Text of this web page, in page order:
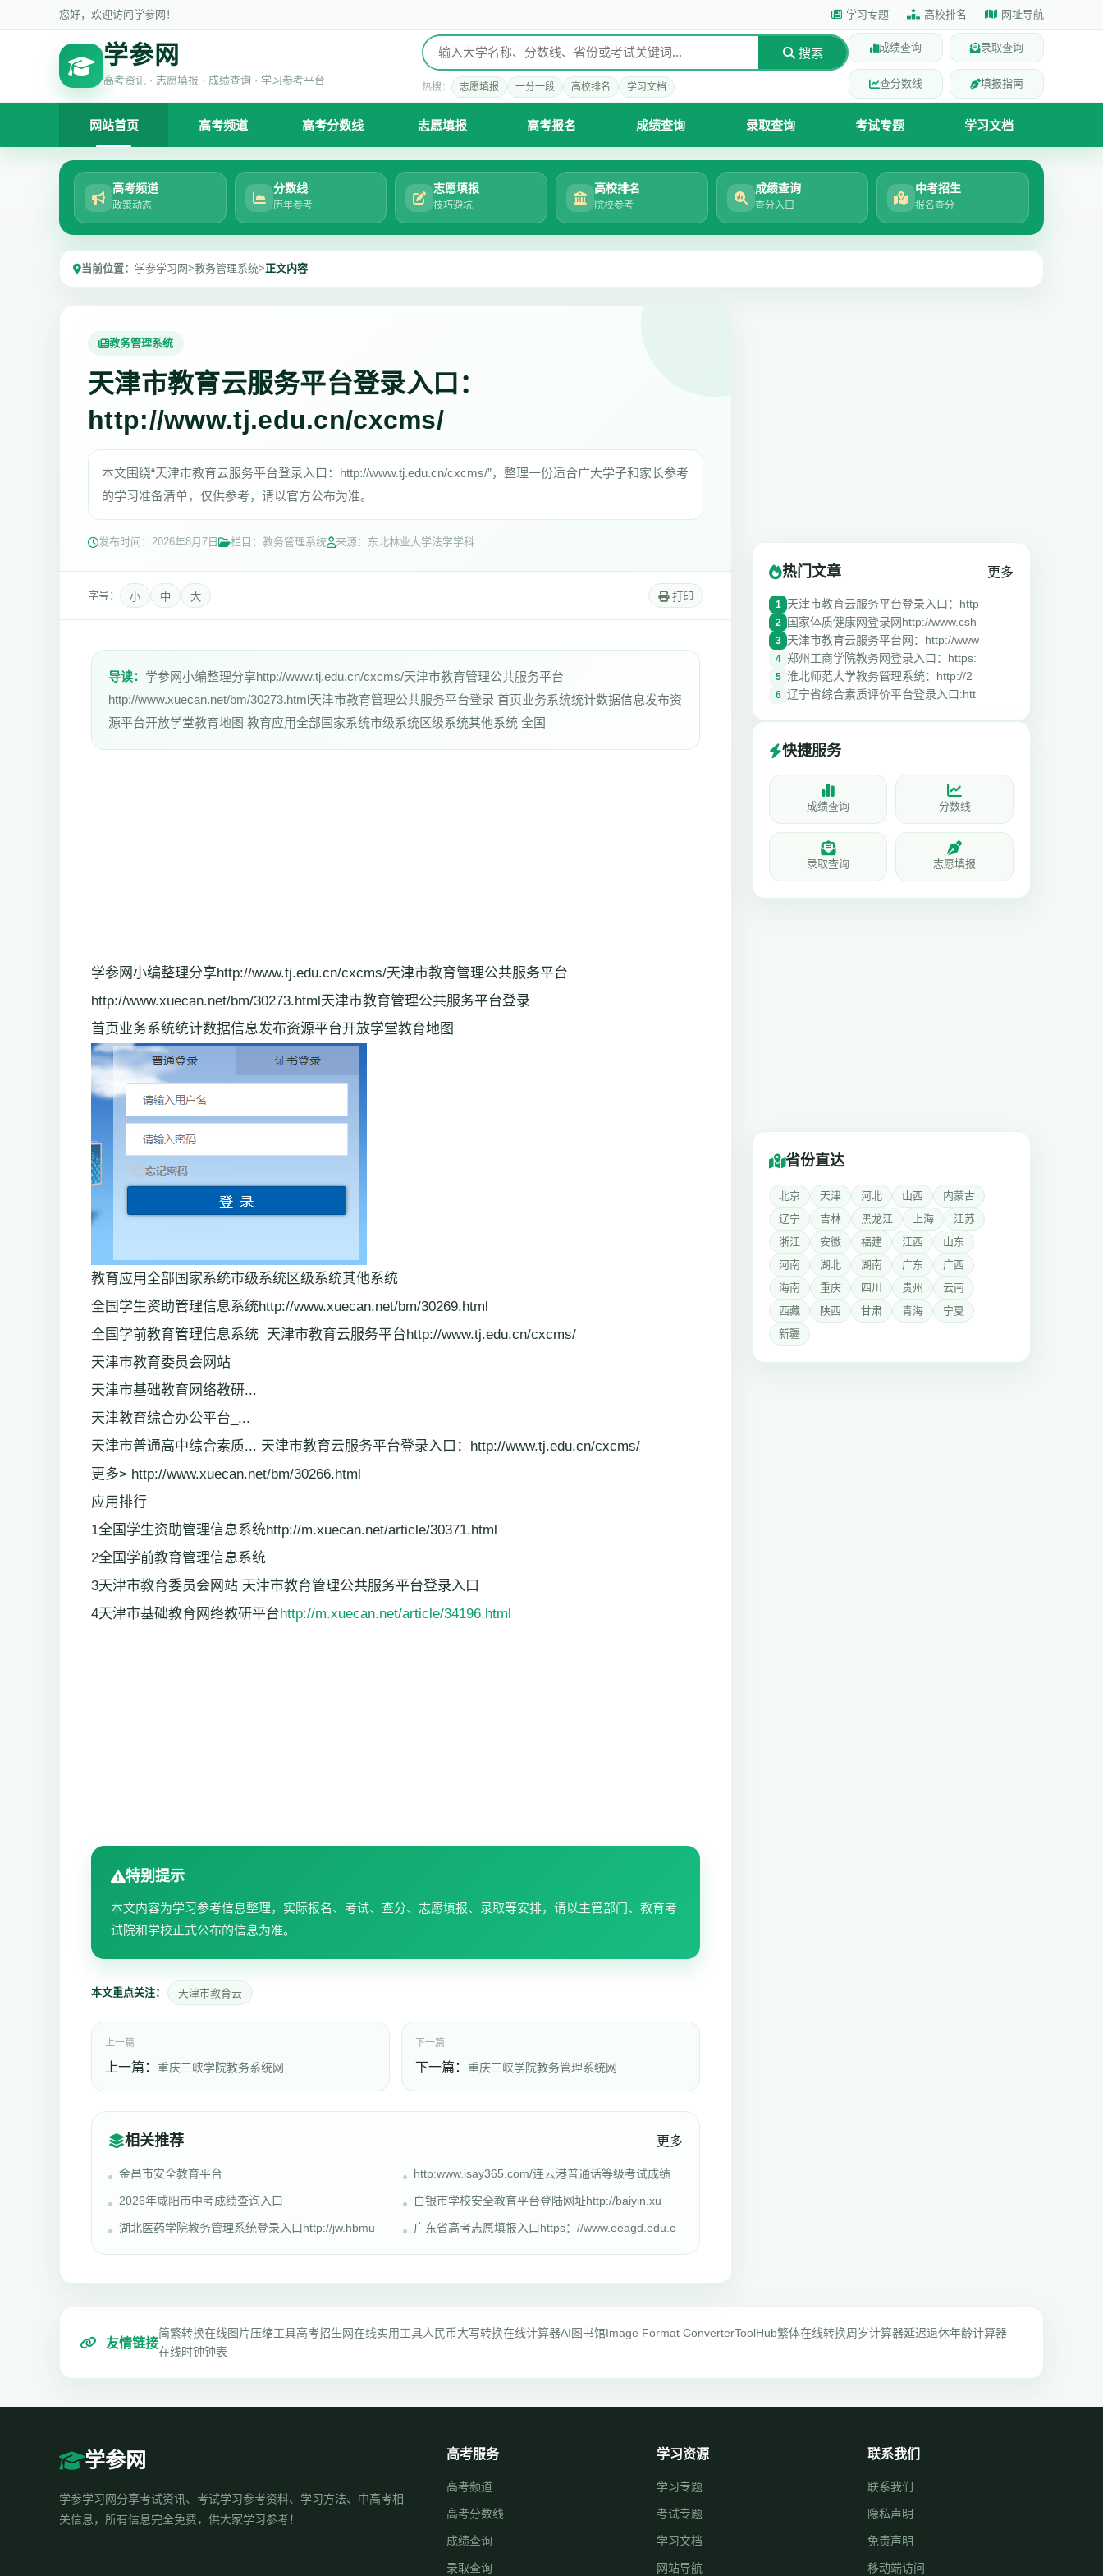
您好，欢迎访问学参网！ 学习专题 高校排名 网址导航
学参网
高考资讯 · 志愿填报 · 成绩查询 · 学习参考平台
搜索
热搜： 志愿填报 一分一段 高校排名 学习文档
成绩查询 录取查询
查分数线 填报指南
网站首页 高考频道 高考分数线 志愿填报 高考报名 成绩查询 录取查询 考试专题 学习文档
高考频道
政策动态
分数线
历年参考
志愿填报
技巧避坑
高校排名
院校参考
成绩查询
查分入口
中考招生
报名查分
当前位置： 学参学习网>教务管理系统>正文内容
教务管理系统
天津市教育云服务平台登录入口：
http://www.tj.edu.cn/cxcms/
本文围绕“天津市教育云服务平台登录入口：http://www.tj.edu.cn/cxcms/”，整理一份适合广大学子和家长参考
的学习准备清单，仅供参考，请以官方公布为准。
发布时间： 2026年8月7日 栏目：教务管理系统 来源：东北林业大学法学学科
字号： 小 中 大 打印
导读： 学参网小编整理分享http://www.tj.edu.cn/cxcms/天津市教育管理公共服务平台
http://www.xuecan.net/bm/30273.html天津市教育管理公共服务平台登录 首页业务系统统计数据信息发布资
源平台开放学堂教育地图 教育应用全部国家系统市级系统区级系统其他系统 全国
学参网小编整理分享http://www.tj.edu.cn/cxcms/天津市教育管理公共服务平台
http://www.xuecan.net/bm/30273.html天津市教育管理公共服务平台登录
首页业务系统统计数据信息发布资源平台开放学堂教育地图
教育应用全部国家系统市级系统区级系统其他系统
全国学生资助管理信息系统http://www.xuecan.net/bm/30269.html
全国学前教育管理信息系统 天津市教育云服务平台http://www.tj.edu.cn/cxcms/
天津市教育委员会网站
天津市基础教育网络教研...
天津教育综合办公平台_...
天津市普通高中综合素质... 天津市教育云服务平台登录入口：http://www.tj.edu.cn/cxcms/
更多> http://www.xuecan.net/bm/30266.html
应用排行
1全国学生资助管理信息系统http://m.xuecan.net/article/30371.html
2全国学前教育管理信息系统
3天津市教育委员会网站 天津市教育管理公共服务平台登录入口
4天津市基础教育网络教研平台http://m.xuecan.net/article/34196.html
特别提示
本文内容为学习参考信息整理，实际报名、考试、查分、志愿填报、录取等安排，请以主管部门、教育考
试院和学校正式公布的信息为准。
本文重点关注： 天津市教育云
上一篇
上一篇： 重庆三峡学院教务系统网
下一篇
下一篇： 重庆三峡学院教务管理系统网
相关推荐 更多
金昌市安全教育平台 http:www.isay365.com/连云港普通话等级考试成绩
2026年咸阳市中考成绩查询入口 白银市学校安全教育平台登陆网址http://baiyin.xu
湖北医药学院教务管理系统登录入口http://jw.hbmu 广东省高考志愿填报入口https：//www.eeagd.edu.c
热门文章 更多
1 天津市教育云服务平台登录入口：http
2 国家体质健康网登录网http://www.csh
3 天津市教育云服务平台网：http://www
4 郑州工商学院教务网登录入口：https:
5 淮北师范大学教务管理系统：http://2
6 辽宁省综合素质评价平台登录入口:htt
快捷服务
成绩查询 分数线
录取查询 志愿填报
省份直达
北京 天津 河北 山西
内蒙古
辽宁
吉林 黑龙江 上海
江苏
浙江
安徽 福建 江西
山东
河南
湖北 湖南 广东
广西
海南
重庆 四川 贵州
云南
西藏
陕西 甘肃 青海
宁夏
新疆
友情链接
简繁转换在线图片压缩工具高考招生网在线实用工具人民币大写转换在线计算器AI图书馆Image Format ConverterToolHub繁体在线转换周岁计算器延迟退休年龄计算器
在线时钟钟表
学参网
学参学习网分享考试资讯、考试学习参考资料、学习方法、中高考相
关信息，所有信息完全免费，供大家学习参考！
高考服务
高考频道
高考分数线
成绩查询
录取查询
学习资源
学习专题
考试专题
学习文档
网站导航
联系我们
联系我们
隐私声明
免责声明
移动端访问